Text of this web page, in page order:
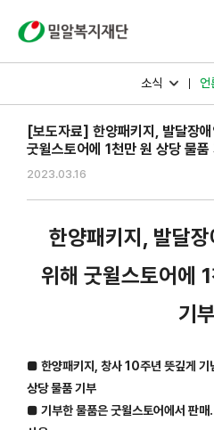
소식 언
[보도자료] 한양패키지, 발달장애
굿윌스토어에 1천만 원 상당 물품
2023.03.16
한양패키지, 발달
위해 굿윌스토어에
기부
■ 한양패키지, 창사 10주년 뜻깊게 기
상당 물품 기부
■ 기부한 물품은 굿윌스토어에서 판매